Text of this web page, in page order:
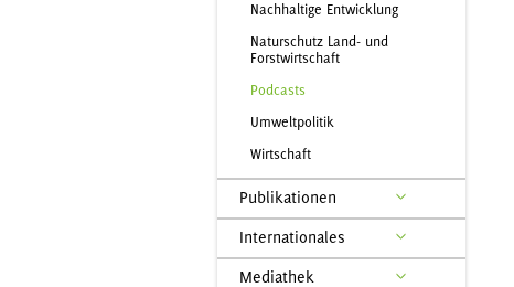
Nachhaltige Entwicklung
Naturschutz Land- und
Forstwirtschaft
Podcasts
Umweltpolitik
Wirtschaft
Publikationen
Internationales
Mediathek